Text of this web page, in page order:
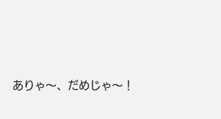
ありゃ～、だめじゃ～！